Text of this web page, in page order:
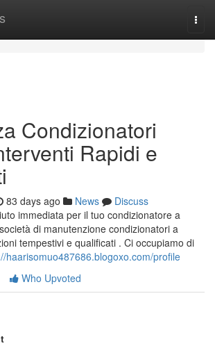
Condizionatori
Rapidi e
83 days ago News
Discuss
immediata per il tuo condizionatore a
di manutenzione condizionatori a
tempestivi e qualificati . Ci occupiamo di
haarisomuo487686.blogoxo.com/profile
Who Upvoted